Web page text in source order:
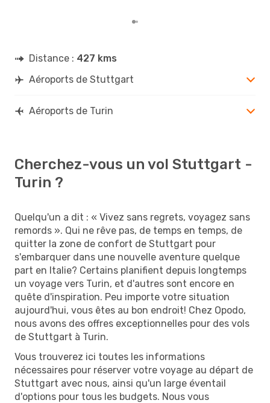
Distance : 427 kms
Aéroports de Stuttgart
Aéroports de Turin
Cherchez-vous un vol Stuttgart -
Turin ?
Quelqu'un a dit : « Vivez sans regrets, voyagez sans
remords ». Qui ne rêve pas, de temps en temps, de
quitter la zone de confort de Stuttgart pour
s'embarquer dans une nouvelle aventure quelque
part en Italie? Certains planifient depuis longtemps
un voyage vers Turin, et d'autres sont encore en
quête d'inspiration. Peu importe votre situation
aujourd'hui, vous êtes au bon endroit! Chez Opodo,
nous avons des offres exceptionnelles pour des vols
de Stuttgart à Turin.
Vous trouverez ici toutes les informations
nécessaires pour réserver votre voyage au départ de
Stuttgart avec nous, ainsi qu'un large éventail
d'options pour tous les budgets. Nous vous